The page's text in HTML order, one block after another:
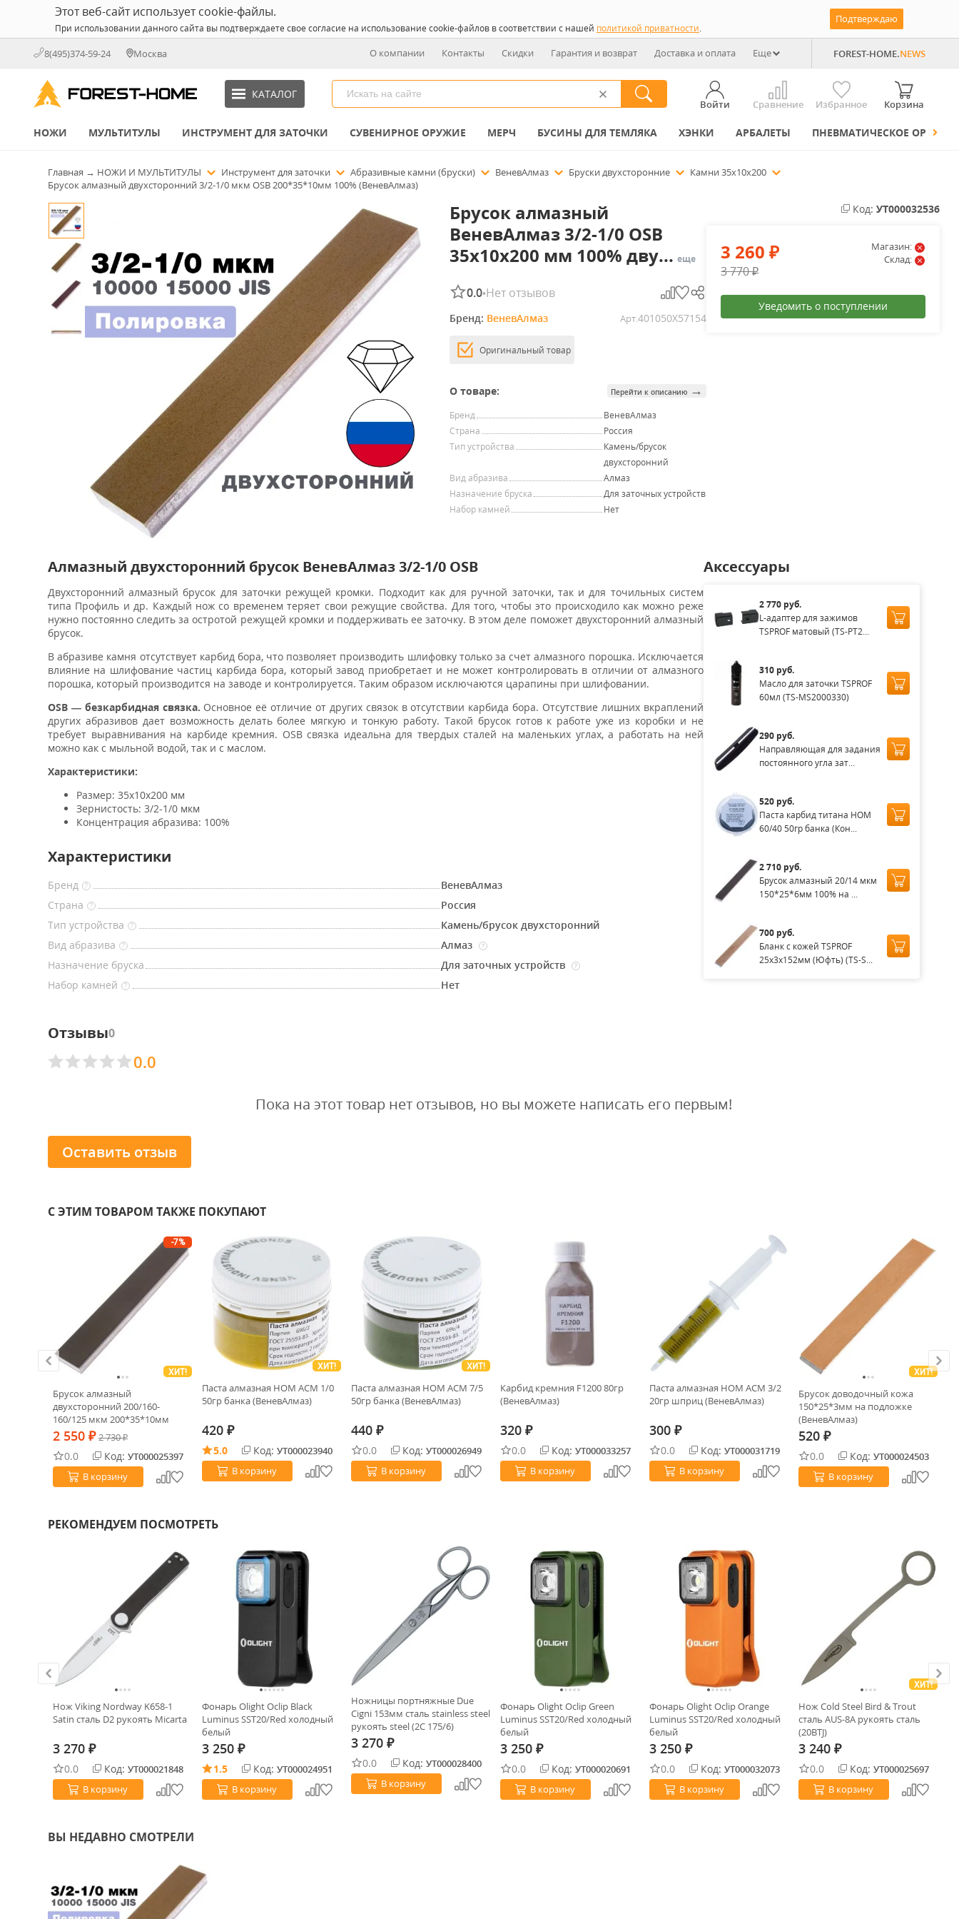
Этот веб-сайт использует cookie-файлы.
При использовании данного сайта вы подтверждаете свое согласие на использование cookie-файлов в соответствии с нашей политикой приватности.
Подтверждаю
8(495)374-59-24 Москва О компании Контакты Скидки Гарантия и возврат Доставка и оплата Еще FOREST-HOME.NEWS
КАТАЛОГ
Войти Сравнение Избранное Корзина
НОЖИ МУЛЬТИТУЛЫ ИНСТРУМЕНТ ДЛЯ ЗАТОЧКИ СУВЕНИРНОЕ ОРУЖИЕ МЕРЧ БУСИНЫ ДЛЯ ТЕМЛЯКА ХЭНКИ АРБАЛЕТЫ ПНЕВМАТИЧЕСКОЕ ОРУЖИЕ
Главная → НОЖИ И МУЛЬТИТУЛЫ Инструмент для заточки Абразивные камни (бруски) ВеневАлмаз Бруски двухсторонние
Камни 35x10x200
Брусок алмазный двухсторонний 3/2-1/0 мкм OSB 200*35*10мм 100% (ВеневАлмаз)
Брусок алмазный
ВеневАлмаз 3/2-1/0 OSB
35x10x200 мм 100% дву... еще
0.0•Нет отзывов
Бренд: ВеневАлмаз Арт.401050Х57154
Оригинальный товар
О товаре: Перейти к описанию →
Бренд
ВеневАлмаз
Страна
Россия
Тип устройства
Камень/брусок
двухсторонний
Вид абразива
Алмаз
Назначение бруска
Для заточных устройств
Набор камней
Нет
Код: УТ000032536
3 260₽
3 770₽
Магазин:
Склад:
Уведомить о поступлении
Алмазный двухсторонний брусок ВеневАлмаз 3/2-1/0 OSB
Двухсторонний алмазный брусок для заточки режущей кромки. Подходит как для ручной заточки, так и для точильных систем
типа Профиль и др. Каждый нож со временем теряет свои режущие свойства. Для того, чтобы это происходило как можно реже
нужно постоянно следить за остротой режущей кромки и поддерживать ее заточку. В этом деле поможет двухсторонний алмазный
брусок.
В абразиве камня отсутствует карбид бора, что позволяет производить шлифовку только за счет алмазного порошка. Исключается
влияние на шлифование частиц карбида бора, который завод приобретает и не может контролировать в отличии от алмазного
порошка, который производится на заводе и контролируется. Таким образом исключаются царапины при шлифовании.
OSB — безкарбидная связка. Основное её отличие от других связок в отсутствии карбида бора. Отсутствие лишних вкраплений
других абразивов дает возможность делать более мягкую и тонкую работу. Такой брусок готов к работе уже из коробки и не
требует выравнивания на карбиде кремния. OSB связка идеальна для твердых сталей на маленьких углах, а работать на ней
можно как с мыльной водой, так и с маслом.
Характеристики:
Размер: 35x10x200 мм
Зернистость: 3/2-1/0 мкм
Концентрация абразива: 100%
Характеристики
Бренд ?
ВеневАлмаз
Страна
?
Россия
Тип устройства
?
Камень/брусок двухсторонний
Вид абразива
? Алмаз ?
Назначение бруска Для заточных устройств ?
Набор камней ? Нет
Аксессуары
2 770 руб.
L-адаптер для зажимов
TSPROF матовый (TS-PT2...
310 руб.
Масло для заточки TSPROF
60мл (TS-MS2000330)
290 руб.
Направляющая для задания
постоянного угла зат...
520 руб.
Паста карбид титана НОМ
60/40 50гр банка (Кон...
2 710 руб.
Брусок алмазный 20/14 мкм
150*25*6мм 100% на ...
700 руб.
Бланк с кожей TSPROF
25х3х152мм (Юфть) (TS-S...
Отзывы0
0.0
Пока на этот товар нет отзывов, но вы можете написать его первым!
Оставить отзыв
С ЭТИМ ТОВАРОМ ТАКЖЕ ПОКУПАЮТ
-7%
ХИТ!
Брусок алмазный
двухсторонний 200/160-
160/125 мкм 200*35*10мм
100% (ВеневАлмаз)
2 550 ₽ 2 730₽
0.0 Код: УТ000025397
В корзину
ХИТ!
Паста алмазная НОМ АСМ 1/0
50гр банка (ВеневАлмаз)
420 ₽
5.0 Код: УТ000023940
В корзину
ХИТ!
Паста алмазная НОМ АСМ 7/5
50гр банка (ВеневАлмаз)
440 ₽
0.0 Код: УТ000026949
В корзину
Карбид кремния F1200 80гр
(ВеневАлмаз)
320 ₽
0.0 Код: УТ000033257
В корзину
Паста алмазная НОМ АСМ 3/2
20гр шприц (ВеневАлмаз)
300 ₽
0.0 Код: УТ000031719
В корзину
ХИТ!
Брусок доводочный кожа
150*25*3мм на подложке
(ВеневАлмаз)
520 ₽
0.0 Код: УТ000024503
В корзину
РЕКОМЕНДУЕМ ПОСМОТРЕТЬ
Нож Viking Nordway K658-1
Satin сталь D2 рукоять Micarta
3 270 ₽
0.0 Код: УТ000021848
В корзину
Фонарь Olight Oclip Black
Luminus SST20/Red холодный
белый
3 250 ₽
1.5 Код: УТ000024951
В корзину
Ножницы портняжные Due
Cigni 153мм сталь stainless steel
рукоять steel (2C 175/6)
3 270 ₽
0.0 Код: УТ000028400
В корзину
Фонарь Olight Oclip Green
Luminus SST20/Red холодный
белый
3 250 ₽
0.0 Код: УТ000020691
В корзину
Фонарь Olight Oclip Orange
Luminus SST20/Red холодный
белый
3 250 ₽
0.0 Код: УТ000032073
В корзину
ХИТ!
Нож Cold Steel Bird & Trout
сталь AUS-8A рукоять сталь
(20BTJ)
3 240 ₽
0.0 Код: УТ000025697
В корзину
ВЫ НЕДАВНО СМОТРЕЛИ